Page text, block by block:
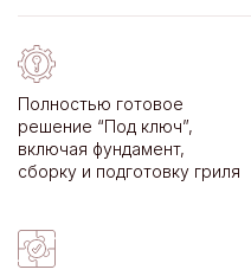
Полностью готовое
решение “Под ключ”,
включая фундамент,
сборку и подготовку гриля